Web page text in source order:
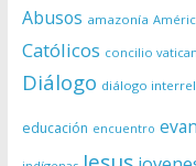
Abusos amazonía
Católicos concilio
Diálogo diálogo
educación encuentro